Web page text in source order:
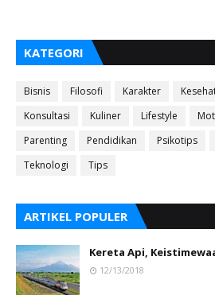
KATEGORI
Bisnis Filosofi Karakter
Konsultasi
Kuliner Lifestyle
Parenting
Pendidikan Psikotips
Teknologi
Tips
ARTIKEL POPULER
Kereta Api,
12/13/2018